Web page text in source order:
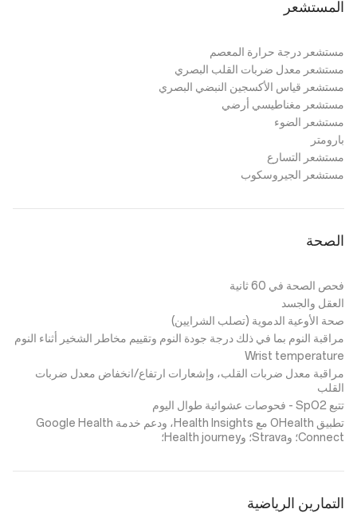
المستشعر
مستشعر درجة حرارة المعصم
مستشعر معدل ضربات القلب البصري
مستشعر قياس الأكسجين النبضي البصري
مستشعر مغناطيسي أرضي
مستشعر الضوء
بارومتر
مستشعر التسارع
مستشعر الجيروسكوب
الصحة
فحص الصحة في 60 ثانية
العقل والجسد
صحة الأوعية الدموية (تصلب الشرايين)
مراقبة النوم بما في ذلك درجة جودة النوم وتقييم مخاطر الشخير أثناء النوم
Wrist temperature
مراقبة معدل ضربات القلب، وإشعارات ارتفاع/انخفاض معدل ضربات
القلب
تتبع SpO2 - فحوصات عشوائية طوال اليوم
تطبيق OHealth مع Health Insights، ودعم خدمة Google Health
Connect؛ وStrava؛ وHealth journey؛
التمارين الرياضية